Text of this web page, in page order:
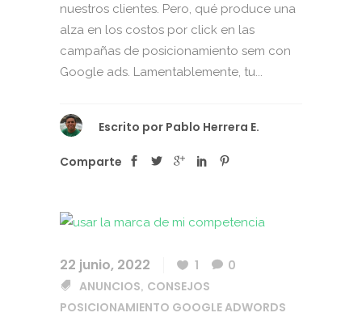
nuestros clientes. Pero, qué produce una
alza en los costos por click en las
campañas de posicionamiento sem con
Google ads. Lamentablemente, tu...
Escrito por Pablo Herrera E.
Comparte
22 junio, 2022 1
0
ANUNCIOS, CONSEJOS
POSICIONAMIENTO GOOGLE ADWORDS